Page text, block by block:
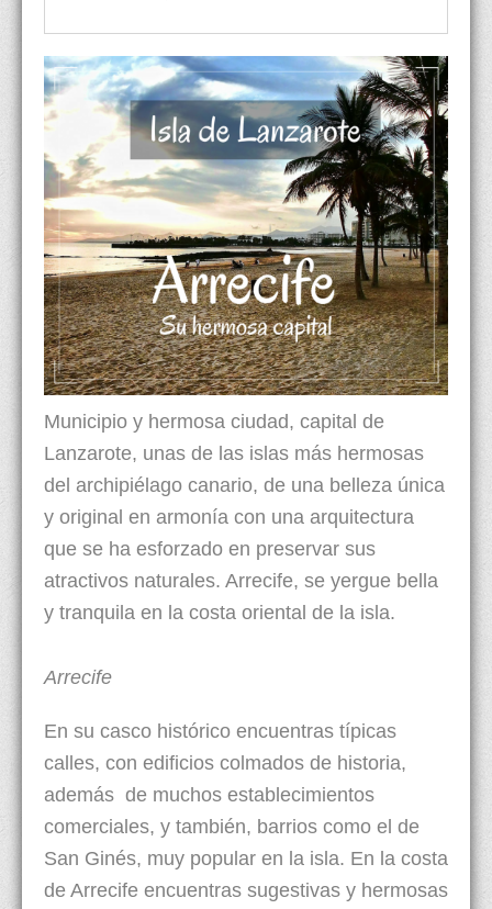
Municipio y hermosa ciudad, capital de
Lanzarote, unas de las islas más hermosas
del archipiélago canario, de una belleza única
y original en armonía con una arquitectura
que se ha esforzado en preservar sus
atractivos naturales. Arrecife, se yergue bella
y tranquila en la costa oriental de la isla.
Arrecife
En su casco histórico encuentras típicas
calles, con edificios colmados de historia,
además de muchos establecimientos
comerciales, y también, barrios como el de
San Ginés, muy popular en la isla. En la costa
de Arrecife encuentras sugestivas y hermosas